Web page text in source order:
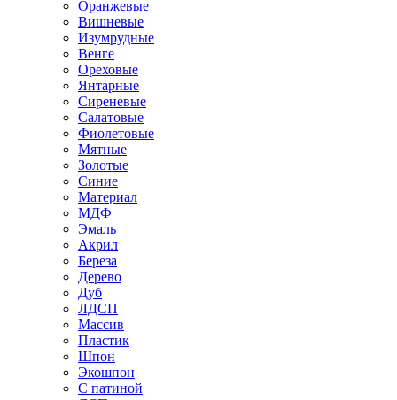
Оранжевые
Вишневые
Изумрудные
Венге
Ореховые
Янтарные
Сиреневые
Салатовые
Фиолетовые
Мятные
Золотые
Синие
Материал
МДФ
Эмаль
Акрил
Береза
Дерево
Дуб
ЛДСП
Массив
Пластик
Шпон
Экошпон
С патиной